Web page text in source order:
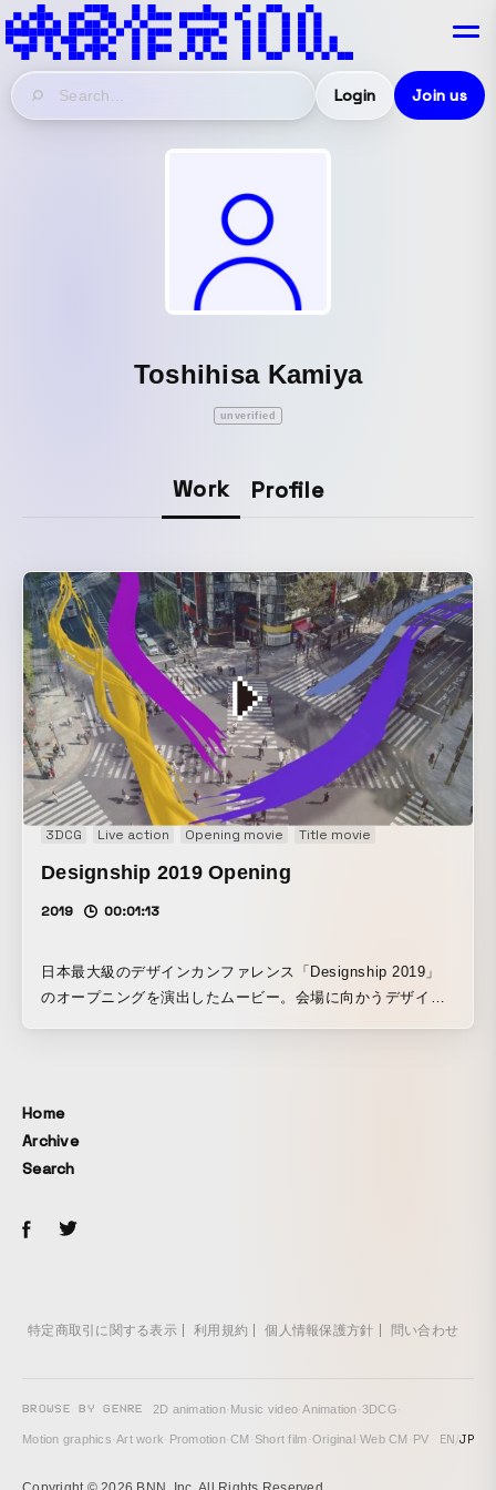
Login Join us
Toshihisa Kamiya
unverified
Work Profile
3DCG Live action Opening movie Title movie
Designship 2019 Opening
2019 00:01:13
日本最大級のデザインカンファレンス「Designship 2019」
のオープニングを演出したムービー。会場に向かうデザイナ
Home
Archive
Search
特定商取引に関する表示 利用規約 個人情報保護方針 問い合わせ
BROWSE BY GENRE 2D animation· Music video·Animation·3DCG·
Motion graphics·Art work· Promotion·CM · Short film·Original ·Web CM · PV EN/JP